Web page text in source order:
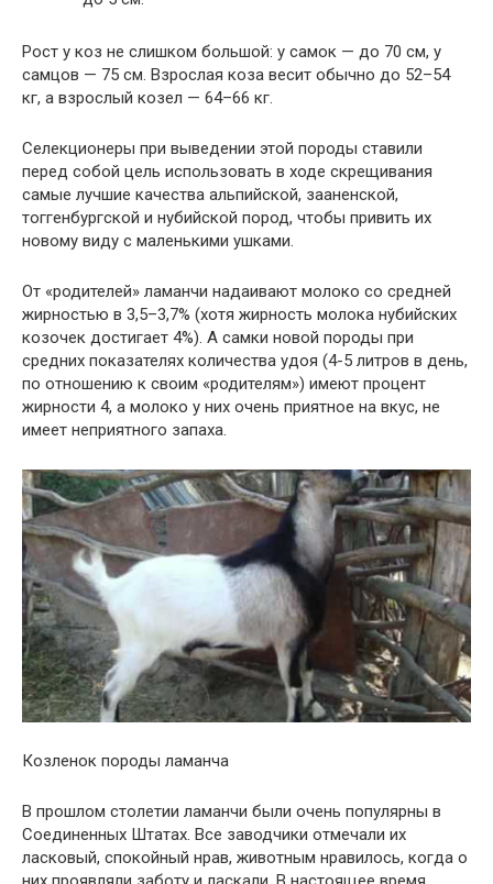
Рост у коз не слишком большой: у самок — до 70 см, у
самцов — 75 см. Взрослая коза весит обычно до 52–54
кг, а взрослый козел — 64–66 кг.
Селекционеры при выведении этой породы ставили
перед собой цель использовать в ходе скрещивания
самые лучшие качества альпийской, зааненской,
тоггенбургской и нубийской пород, чтобы привить их
новому виду с маленькими ушками.
От «родителей» ламанчи надаивают молоко со средней
жирностью в 3,5–3,7% (хотя жирность молока нубийских
козочек достигает 4%). А самки новой породы при
средних показателях количества удоя (4-5 литров в день,
по отношению к своим «родителям») имеют процент
жирности 4, а молоко у них очень приятное на вкус, не
имеет неприятного запаха.
Козленок породы ламанча
В прошлом столетии ламанчи были очень популярны в
Соединенных Штатах. Все заводчики отмечали их
ласковый, спокойный нрав, животным нравилось, когда о